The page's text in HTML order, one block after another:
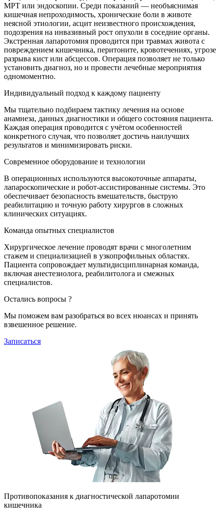
МРТ или эндоскопии. Среди показаний — необъяснимая
кишечная непроходимость, хронические боли в животе
неясной этиологии, асцит неизвестного происхождения,
подозрения на инвазивный рост опухоли в соседние органы.
Экстренная лапаротомия проводится при травмах живота с
повреждением кишечника, перитоните, кровотечениях, угрозе
разрыва кист или абсцессов. Операция позволяет не только
установить диагноз, но и провести лечебные мероприятия
одномоментно.
Индивидуальный подход к каждому пациенту
Мы тщательно подбираем тактику лечения на основе
анамнеза, данных диагностики и общего состояния пациента.
Каждая операция проводится с учётом особенностей
конкретного случая, что позволяет достичь наилучших
результатов и минимизировать риски.
Современное оборудование и технологии
В операционных используются высокоточные аппараты,
лапароскопические и робот-ассистированные системы. Это
обеспечивает безопасность вмешательств, быструю
реабилитацию и точную работу хирургов в сложных
клинических ситуациях.
Команда опытных специалистов
Хирургическое лечение проводят врачи с многолетним
стажем и специализацией в узкопрофильных областях.
Пациента сопровождает мультидисциплинарная команда,
включая анестезиолога, реабилитолога и смежных
специалистов.
Остались вопросы ?
Мы поможем вам разобраться во всех нюансах и принять
взвешенное решение.
Записаться
Противопоказания к диагностической лапаротомии
кишечника